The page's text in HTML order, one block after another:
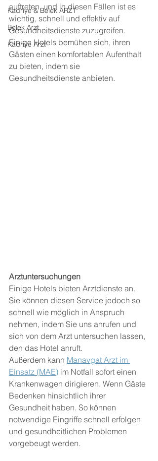
Kadriye & Belek ARZT
Belek Arzt
Kadriye Arzt
auftreten, und in diesen Fällen ist es
wichtig, schnell und effektiv auf
Gesundheitsdienste zuzugreifen.
Einige Hotels bemühen sich, ihren
Gästen einen komfortablen Aufenthalt
zu bieten, indem sie
Gesundheitsdienste anbieten.
Arztuntersuchungen
Einige Hotels bieten Arztdienste an.
Sie können diesen Service jedoch so
schnell wie möglich in Anspruch
nehmen, indem Sie uns anrufen und
sich von dem Arzt untersuchen lassen,
den das Hotel anruft.
Außerdem kann Manavgat Arzt im
Einsatz (MAE) im Notfall sofort einen
Krankenwagen dirigieren. Wenn Gäste
Bedenken hinsichtlich ihrer
Gesundheit haben. So können
notwendige Eingriffe schnell erfolgen
und gesundheitlichen Problemen
vorgebeugt werden.